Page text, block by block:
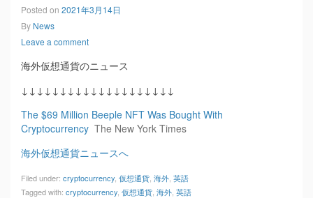
Posted on 2021年3月14日
By News
Leave a comment
海外仮想通貨のニュース
↓↓↓↓↓↓↓↓↓↓↓↓↓↓↓↓↓↓↓↓
The $69 Million Beeple NFT Was Bought With
Cryptocurrency The New York Times
海外仮想通貨ニュースへ
Filed under: cryptocurrency 仮想通貨 海外 英語
Tagged with: cryptocurrency 仮想通貨 海外 英語